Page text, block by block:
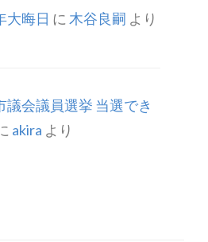
大晦日 に 木谷良嗣 より
議会議員選挙 当選でき
akira より